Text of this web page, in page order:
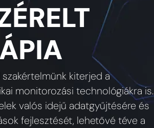
kiterjed a
monitorozási technológiákra is.
valós idejű adatgyűjtésére és
fejlesztését, lehetővé téve a